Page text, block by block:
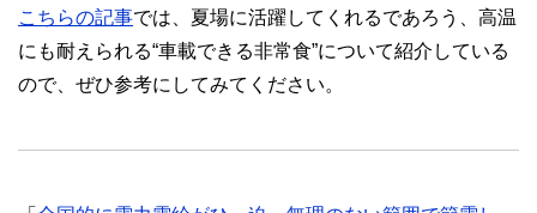
こちらの記事では、夏場に活躍してくれるであろう、高温
にも耐えられる“車載できる非常食”について紹介している
ので、ぜひ参考にしてみてください。